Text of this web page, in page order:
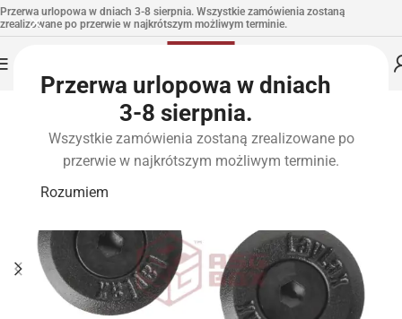
Przerwa urlopowa w dniach
3-8 sierpnia.
Wszystkie zamówienia zostaną zrealizowane po
przerwie w najkrótszym możliwym terminie.
Rozumiem
Przerwa urlopowa w dniach 3-8 sierpnia. Wszystkie zamówienia zostaną
zrealizowane po przerwie w najkrótszym możliwym terminie.